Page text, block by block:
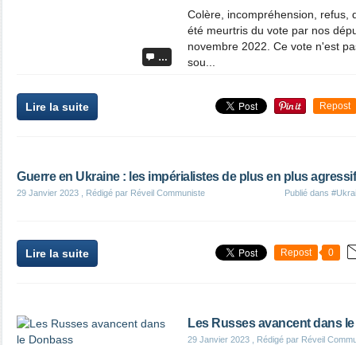
…
Colère, incompréhension, refus,
été meurtris du vote par nos
novembre 2022. Ce vote n'est
sou...
Lire la suite Repost
Guerre en Ukraine : les impérialistes de plus en plus
29 Janvier 2023 , Rédigé par Réveil Communiste Publié dans
Lire la suite Repost 0
Les Russes avancent dans
29 Janvier 2023 , Rédigé par Réveil